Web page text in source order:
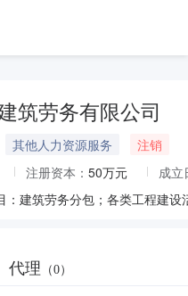
筑劳务有限公司
其他人力资源服务
注销
注册资本： 50万元
成立
代理 （0）